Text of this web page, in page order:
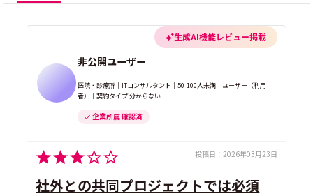
生成AI機能レビュー掲載
非公開ユーザー
医院・診療所｜ITコンサルタント｜50-100人未満｜ユーザー（利用
者）｜契約タイプ 分からない
企業所属 確認済
投稿日： 2026年03月23日
社外との共同プロジェクトでは必須